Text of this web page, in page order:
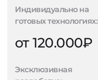
Индивидуально на
готовых технологиях:
от 120.000₽
Эксклюзивная